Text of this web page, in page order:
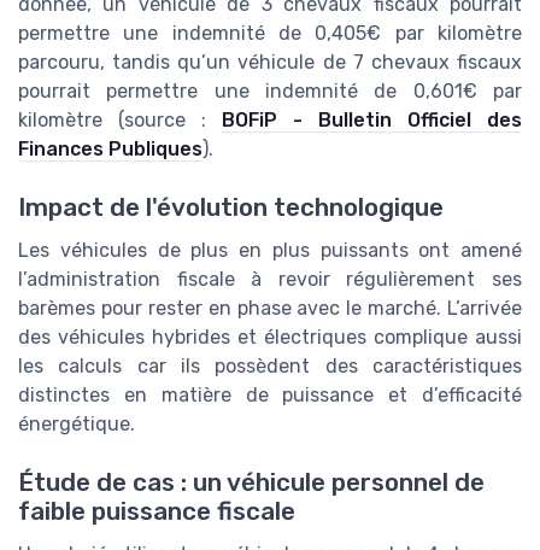
permettre une indemnité de 0,405€ par kilomètre
parcouru, tandis qu’un véhicule de 7 chevaux fiscaux
pourrait permettre une indemnité de 0,601€ par
kilomètre (source : BOFiP - Bulletin Officiel des
Finances Publiques).
Impact de l'évolution technologique
Les véhicules de plus en plus puissants ont amené
l’administration fiscale à revoir régulièrement ses
barèmes pour rester en phase avec le marché. L’arrivée
des véhicules hybrides et électriques complique aussi
les calculs car ils possèdent des caractéristiques
distinctes en matière de puissance et d’efficacité
énergétique.
Étude de cas : un véhicule personnel de
faible puissance fiscale